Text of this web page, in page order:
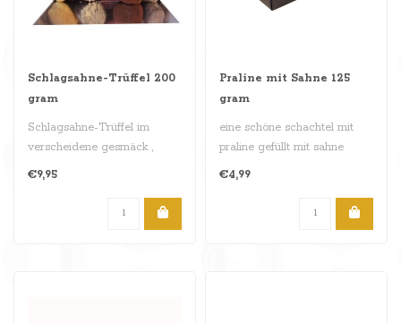
Schlagsahne-Trüffel 200
gram
Schlagsahne-Trüffel im
verscheidene gesmäck ,
€9,95
Praline mit Sahne 125
gram
eine schöne schachtel mit
praline gefüllt mit sahne
€4,99